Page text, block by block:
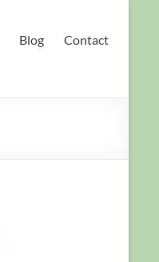
Blog Contact